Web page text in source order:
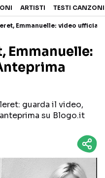
TESTI CANZONI
TOUR ED EVENTI
social
ARTISTI TESTI CANZONI
Emmanuelle: video
Emmanuelle:
guarda il video,
su Blogo.it